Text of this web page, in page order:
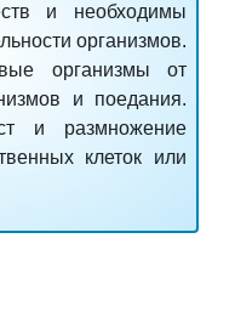
и необходимы
организмов.
организмы от
и поедания.
и размножение
клеток или